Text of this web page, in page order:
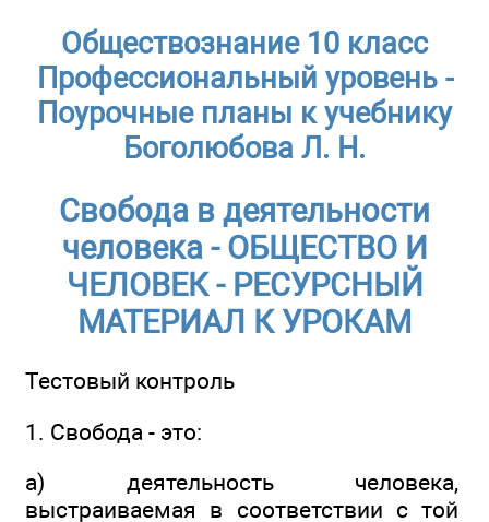
Обществознание 10 класс
Профессиональный уровень -
Поурочные планы к учебнику
Боголюбова Л. Н.
Свобода в деятельности
человека - ОБЩЕСТВО И
ЧЕЛОВЕК - РЕСУРСНЫЙ
МАТЕРИАЛ К УРОКАМ
Тестовый контроль
1. Свобода - это:
а) деятельность человека,
выстраиваемая в соответствии с той